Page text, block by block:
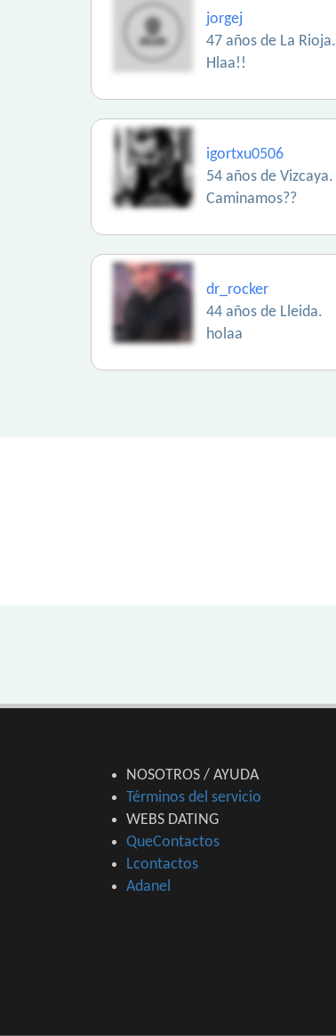
jorgej
47 años de La Rioja.
Hlaa!!
igortxu0506
54 años de Vizcaya.
Caminamos??
dr_rocker
44 años de Lleida.
holaa
NOSOTROS / AYUDA
Términos del servicio
WEBS DATING
QueContactos
Lcontactos
Adanel